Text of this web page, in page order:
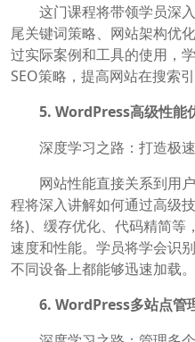
这门课程将带领学员深入
尾关键词策略、网站架构优
过实际案例和工具的使用，
SEO策略，提高网站在搜索引
5. WordPress高级性能
深度学习之路：打造极速
网站性能直接关系到用户
程将深入讲解如何通过高级
络)、缓存优化、代码精简
速度和性能。学员将学会识
不同设备上都能够迅速加载。
6. WordPress多站点管